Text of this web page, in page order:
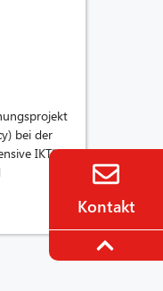
bei der
IKT“
Kontakt